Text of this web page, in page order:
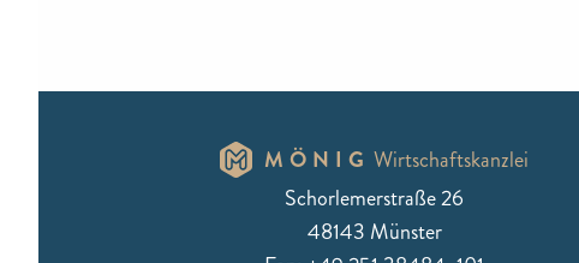
MÖNIG Wirtschaftskanzlei
Schorlemerstraße 26
48143 Münster